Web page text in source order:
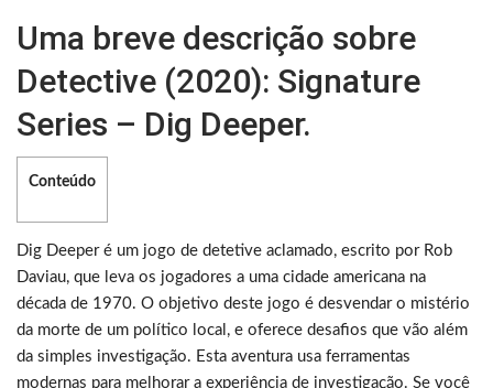
Uma breve descrição sobre
Detective (2020): Signature
Series – Dig Deeper.
Conteúdo
Dig Deeper é um jogo de detetive aclamado, escrito por Rob
Daviau, que leva os jogadores a uma cidade americana na
década de 1970. O objetivo deste jogo é desvendar o mistério
da morte de um político local, e oferece desafios que vão além
da simples investigação. Esta aventura usa ferramentas
modernas para melhorar a experiência de investigação. Se você